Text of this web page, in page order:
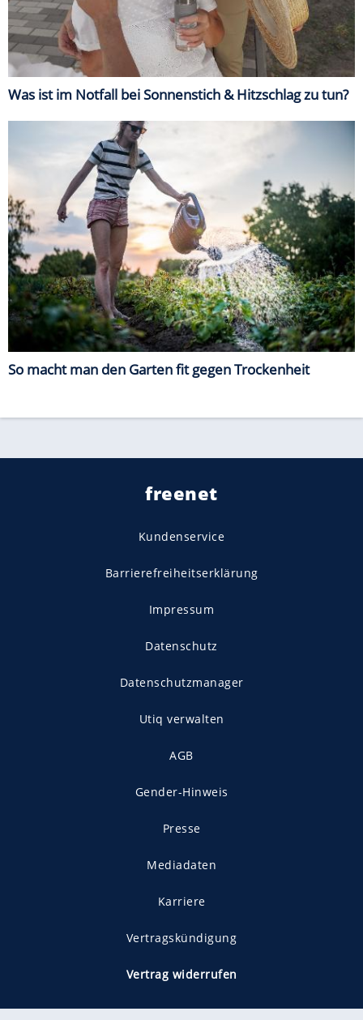
Was ist im Notfall bei Sonnenstich & Hitzschlag zu tun?
So macht man den Garten fit gegen Trockenheit
freenet
Kundenservice
Barrierefreiheitserklärung
Impressum
Datenschutz
Datenschutzmanager
Utiq verwalten
AGB
Gender-Hinweis
Presse
Mediadaten
Karriere
Vertragskündigung
Vertrag widerrufen